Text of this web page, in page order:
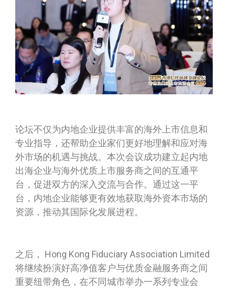
论坛不仅为内地企业提供丰富的海外上市信息和
专业指导，还帮助企业家们更好地理解和应对海
外市场的机遇与挑战。本次会议成功建立起内地
出海企业与海外优质上市服务商之间的互通平
台，促进双方的深入交流与合作。通过这一平
台，内地企业能够更有效地获取海外资本市场的
资源，推动其国际化发展进程。
之后， Hong Kong Fiduciary Association Limited
将继续扮演好高净值客户与优质金融服务商之间
重要纽带角色，在不同城市举办一系列专业会